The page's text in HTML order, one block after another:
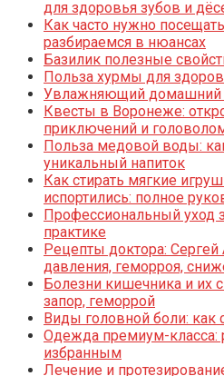
для здоровья зубов и
Как часто нужно
разбираемся в нюансах
Базилик полезные
Польза хурмы для
Увлажняющий домашний
Квесты в Воронеже:
приключений и
Польза медовой воды:
уникальный напиток
Как стирать мягкие
испортились: полное
Профессиональный уход
практике
Рецепты доктора: Сергей
давления, геморроя,
Болезни кишечника и их
запор, геморрой
Виды головной боли: как
Одежда премиум-класса:
избранным
Лечение и